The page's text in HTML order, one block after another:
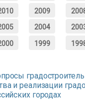
2009
2004
1999
и реализации
городах